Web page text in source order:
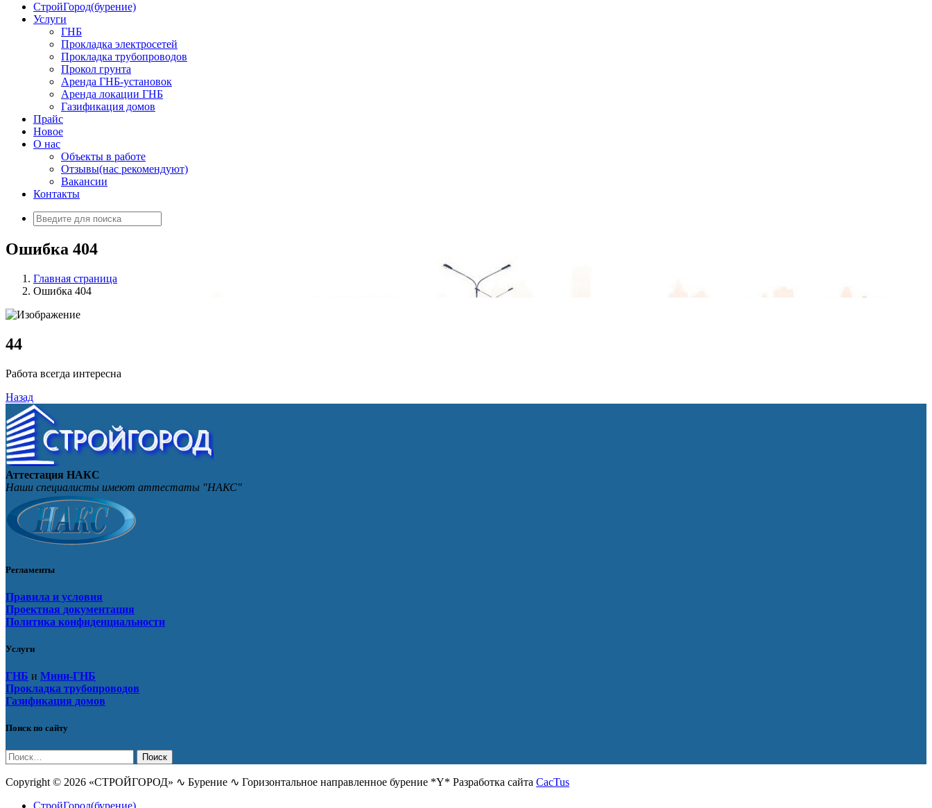
«СТРОЙГОРОД» ∿ Бурение ∿ ГНБ ∿ Прокладка трудопроводов ∿ Газификация жилого сектора ✆ +74951573444
СтройГород(бурение)
Услуги
ГНБ
Прокладка электросетей
Прокладка трубопроводов
Прокол грунта
Аренда ГНБ-установок
Аренда локации ГНБ
Газификация домов
Прайс
Новое
О нас
Объекты в работе
Отзывы(нас рекомендуют)
Вакансии
Контакты
Искать:
Ошибка 404
Главная страница
Ошибка 404
44
Работа всегда интересна
Назад
Аттестация НАКС
Наши специалисты имеют аттестаты "НАКС"
Регламенты
Правила и условия
Проектная документация
Политика конфиденциальности
Услуги
ГНБ и Мини-ГНБ
Прокладка трубопроводов
Газификация домов
Поиск по сайту
Найти:
Copyright © 2026 «СТРОЙГОРОД» ∿ Бурение ∿ Горизонтальное направленное бурение *Y* Разработка сайта CacTus
СтройГород(бурение)